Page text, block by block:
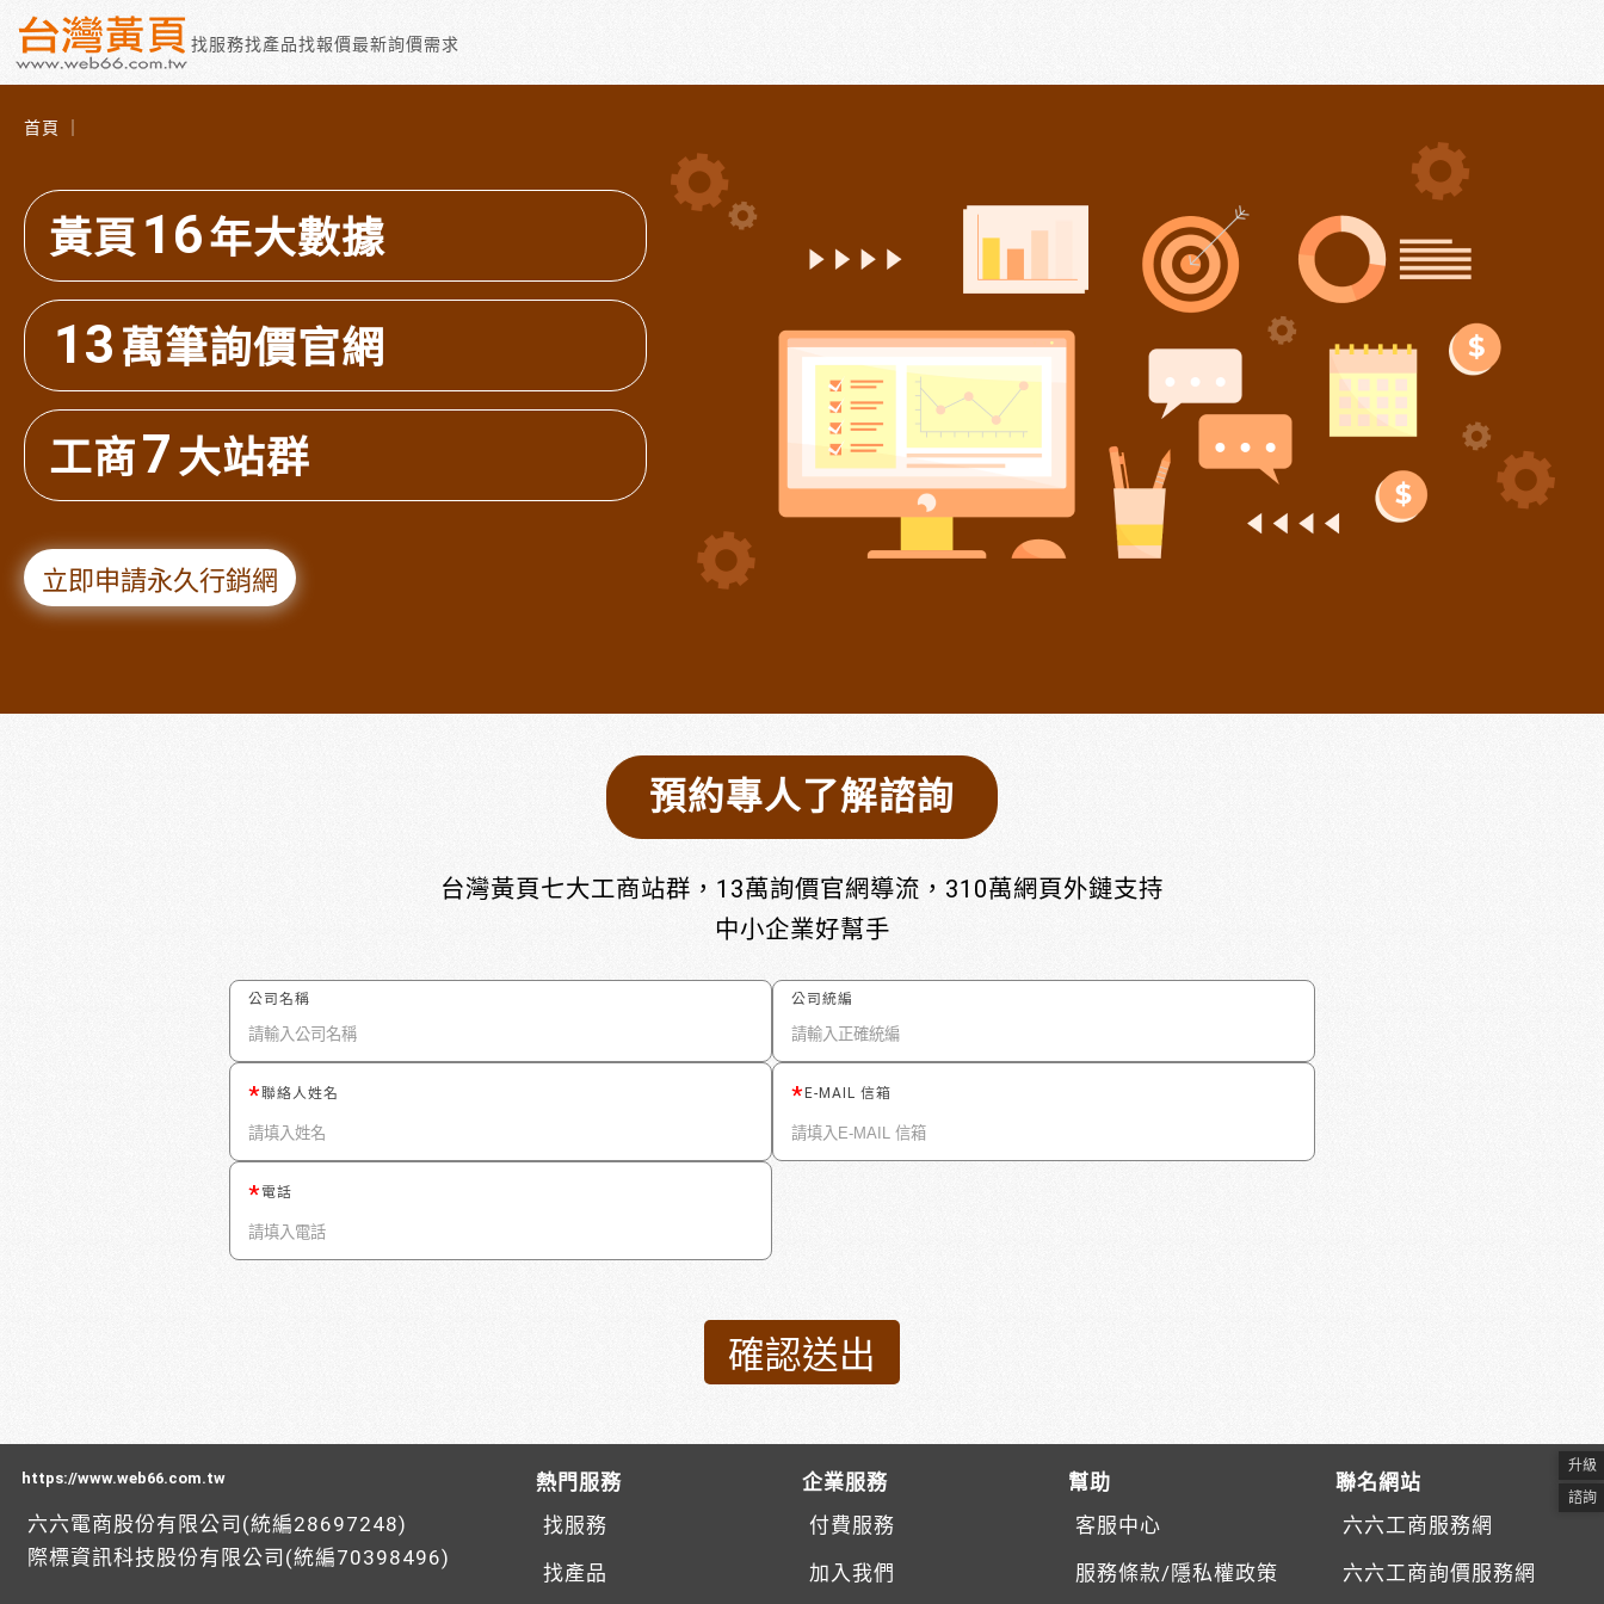
找服務找產品找報價最新詢價需求
首頁 ｜
黃頁 16年大數據
13 萬筆詢價官網
工商7大站群
立即申請永久行銷網
預約專人了解諮詢
台灣黃頁七大工商站群，13萬詢價官網導流，310萬網頁外鏈支持
中小企業好幫手
公司名稱 公司統編
聯絡人姓名 E-MAIL 信箱
電話
https://www.web66.com.tw
六六電商股份有限公司(統編28697248)
際標資訊科技股份有限公司(統編70398496)
熱門服務
找服務
找產品
企業服務
付費服務
加入我們
幫助
客服中心
服務條款/隱私權政策
聯名網站
六六工商服務網
六六工商詢價服務網
升級
諮詢